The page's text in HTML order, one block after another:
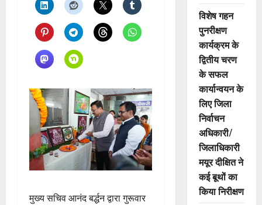
मुख्य सचिव आनंद बर्द्धन द्वारा गुरूवार
विशेष गहन
पुनरीक्षण
कार्यक्रम के
द्वितीय चरण
के सफल
कार्यान्वयन के
लिए जिला
निर्वाचन
अधिकारी/
जिलाधिकारी
मयूर दीक्षित ने
कई बूथों का
किया निरीक्षण